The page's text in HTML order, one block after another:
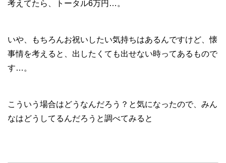
考えてたら、トータル6万円…。
いや、もちろんお祝いしたい気持ちはあるんですけど、懐
事情を考えると、出したくても出せない時ってあるもので
す…。
こういう場合はどうなんだろう？と気になったので、みん
なはどうしてるんだろうと調べてみると